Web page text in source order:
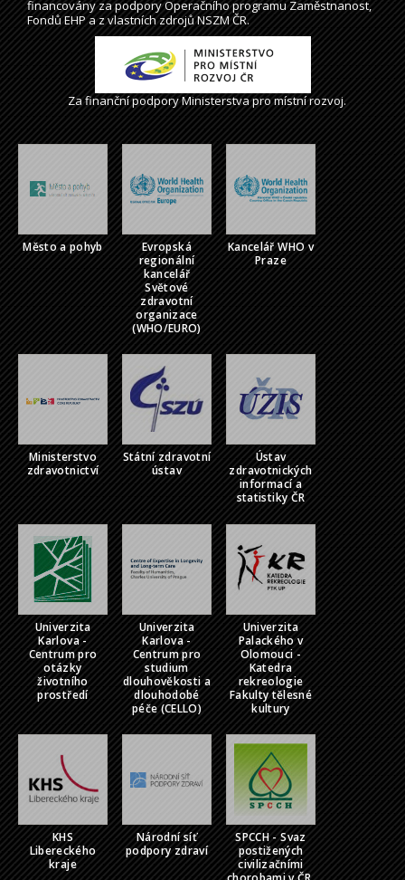
financovány za podpory Operačního programu Zaměstnanost,
Fondů EHP a z vlastních zdrojů NSZM ČR.
Za finanční podpory Ministerstva pro místní rozvoj.
Město a pohyb
Evropská
regionální
kancelář
Světové
zdravotní
organizace
(WHO/EURO)
Kancelář WHO v
Praze
Ministerstvo
zdravotnictví
Státní zdravotní
ústav
Ústav
zdravotnických
informací a
statistiky ČR
Univerzita
Karlova -
Centrum pro
otázky
životního
prostředí
Univerzita
Karlova -
Centrum pro
studium
dlouhověkosti a
dlouhodobé
péče (CELLO)
Univerzita
Palackého v
Olomouci -
Katedra
rekreologie
Fakulty tělesné
kultury
KHS
Libereckého
kraje
Národní síť
podpory zdraví
SPCCH - Svaz
postižených
civilizačními